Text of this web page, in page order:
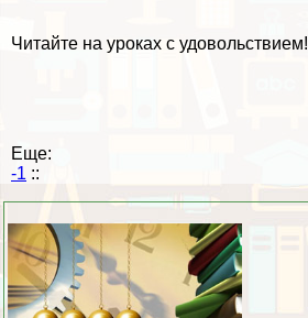
Читайте на уроках с удовольствием!
Еще:
-1 ::